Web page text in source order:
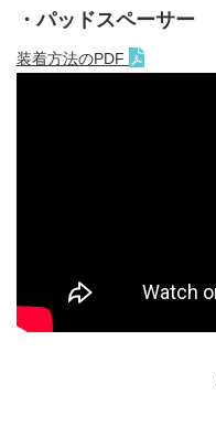
・パッドスペーサー
装着方法のPDF